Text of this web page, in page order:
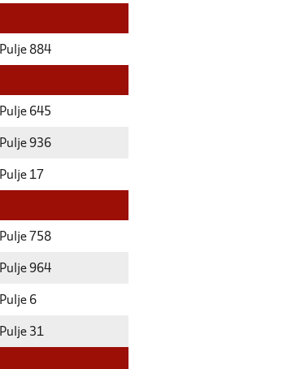
Pulje 884
Pulje 645
Pulje 936
Pulje 17
Pulje 758
Pulje 964
Pulje 6
Pulje 31